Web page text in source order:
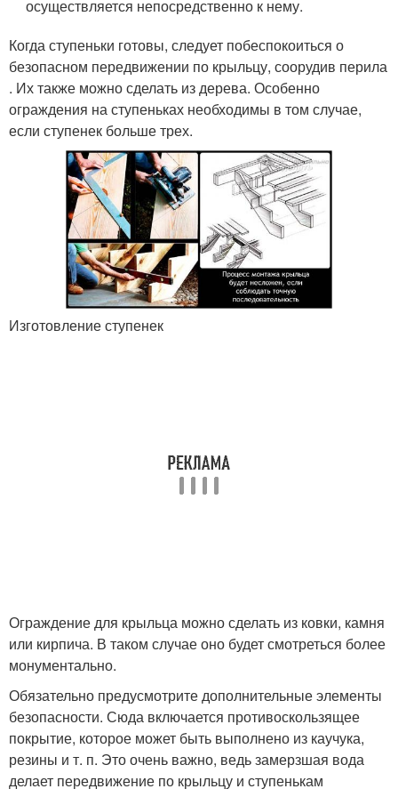
осуществляется непосредственно к нему.
Когда ступеньки готовы, следует побеспокоиться о
безопасном передвижении по крыльцу, соорудив перила
. Их также можно сделать из дерева. Особенно
ограждения на ступеньках необходимы в том случае,
если ступенек больше трех.
Изготовление ступенек
Ограждение для крыльца можно сделать из ковки, камня
или кирпича. В таком случае оно будет смотреться более
монументально.
Обязательно предусмотрите дополнительные элементы
безопасности. Сюда включается противоскользящее
покрытие, которое может быть выполнено из каучука,
резины и т. п. Это очень важно, ведь замерзшая вода
делает передвижение по крыльцу и ступенькам